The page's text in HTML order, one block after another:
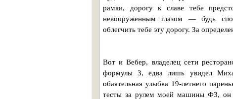
рамки, дорогу к славе тебе
невооруженным глазом — будь
облегчить тебе эту дорогу. За
Вот и Вебер, владелец сети
формулы 3, едва лишь увидел
обаятельная улыбка 19-летнего
тесты за рулем моей машины Ф3, он